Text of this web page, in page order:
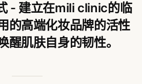
- 建立在mili clinic的临
的高端化妆品牌的活性
醒肌肤自身的韧性。